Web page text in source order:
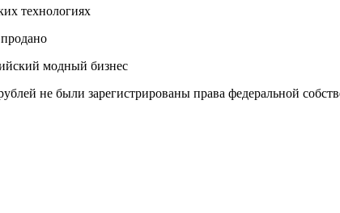
технологиях
модный бизнес
не были зарегистрированы права федеральной